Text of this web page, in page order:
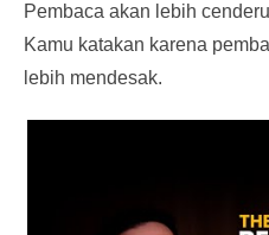
Pembaca akan lebih
Kamu katakan karena
lebih mendesak.